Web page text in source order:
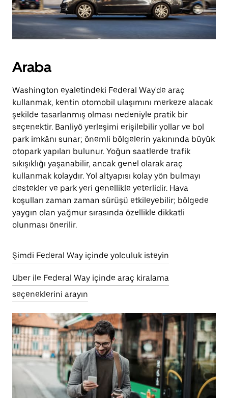
Araba
Washington eyaletindeki Federal Way'de araç
kullanmak, kentin otomobil ulaşımını merkeze alacak
şekilde tasarlanmış olması nedeniyle pratik bir
seçenektir. Banliyö yerleşimi erişilebilir yollar ve bol
park imkânı sunar; önemli bölgelerin yakınında büyük
otopark yapıları bulunur. Yoğun saatlerde trafik
sıkışıklığı yaşanabilir, ancak genel olarak araç
kullanmak kolaydır. Yol altyapısı kolay yön bulmayı
destekler ve park yeri genellikle yeterlidir. Hava
koşulları zaman zaman sürüşü etkileyebilir; bölgede
yaygın olan yağmur sırasında özellikle dikkatli
olunması önerilir.
Şimdi Federal Way içinde yolculuk isteyin
Uber ile Federal Way içinde araç kiralama
seçeneklerini arayın